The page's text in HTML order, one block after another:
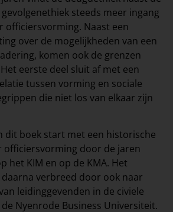
steeds meer ingang
officiersvorming. Naast een
over de mogelijkheden van een
komen ook de grenzen
eerste deel sluit af met een
tussen vorming en sociale
die niet los van elkaar zijn
dit boek start met een historische
officiersvorming door de jaren
het KIM en op de KMA. Het
verbreed door ook naar
leidinggevenden in de civiele
Nyenrode Business Universiteit.